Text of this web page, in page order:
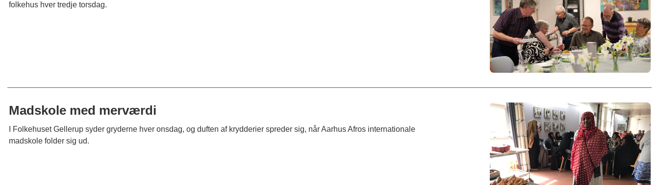
folkehus hver tredje torsdag.
Madskole med merværdi
I Folkehuset Gellerup syder gryderne hver onsdag, og duften af krydderier spreder sig, når Aarhus Afros internationale
madskole folder sig ud.